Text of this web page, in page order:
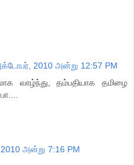
2010 அன்று 12:57 PM
வாழ்ந்து, தம்பதியாக தமிழை
அன்று 7:16 PM